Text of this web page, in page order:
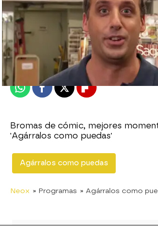
neox
Publicado:02 de diciembre de 2014,
WhatsappFacebook
X Flipboard
Bromas de cómic, mejores
'Agárralos como puedas'
Agárralos como puedas
Neox » Programas » Agárralos como